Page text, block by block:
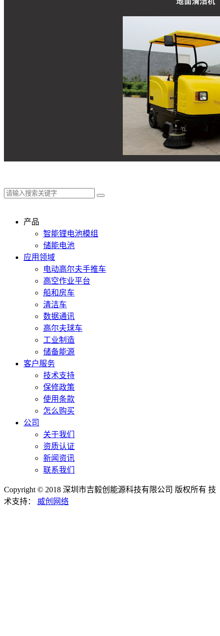
产品
智能锂电池模组
储能电池
应用领域
电动高尔夫手推车
高空作业平台
船和房车
清洁车
数据通讯
高尔夫球车
工业制造
储备能源
客户服务
技术支持
保修政策
使用条款
怎么购买
公司
关于我们
资质认证
新闻资讯
联系我们
Copyright © 2018 深圳市吉毅创能源科技有限公司 版权所有 技
术支持：
威创网络